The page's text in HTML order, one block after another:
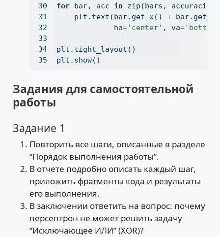
for bar, acc in zip (bars,
    plt.text(bar.get_x()
+
             ha
='center' , va='bottom'
plt.tight_layout()
plt.show()
Задания для самостоятельной
работы
Задание 1
Повторить все шаги, описанные в разделе
“Порядок выполнения работы”.
В отчете подробно описать каждый шаг,
приложить фрагменты кода и результаты
его выполнения.
В заключении ответить на вопрос: почему
персептрон не может решить задачу
“Исключающее ИЛИ” (XOR)?